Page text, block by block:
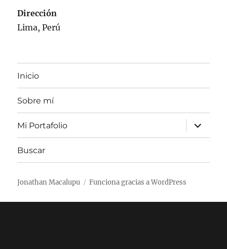
Dirección
Lima, Perú
Inicio
Sobre mí
Mi Portafolio
expande
el
menú
Buscar
Jonathan Macalupu Funciona gracias a WordPress